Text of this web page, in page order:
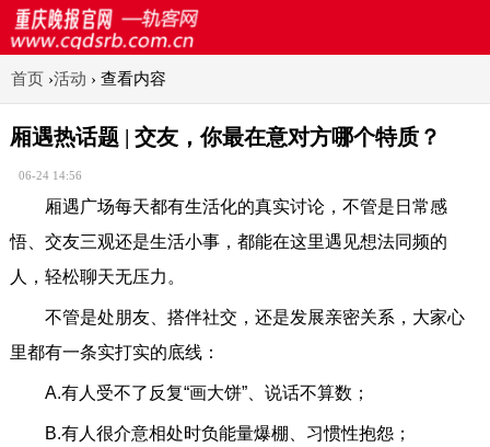
首页 ›活动 › 查看内容
厢遇热话题 | 交友，你最在意对方哪个特质？
06-24 14:56
厢遇广场每天都有生活化的真实讨论，不管是日常感
悟、交友三观还是生活小事，都能在这里遇见想法同频的
人，轻松聊天无压力。
不管是处朋友、搭伴社交，还是发展亲密关系，大家心
里都有一条实打实的底线：
A.有人受不了反复“画大饼”、说话不算数；
B.有人很介意相处时负能量爆棚、习惯性抱怨；